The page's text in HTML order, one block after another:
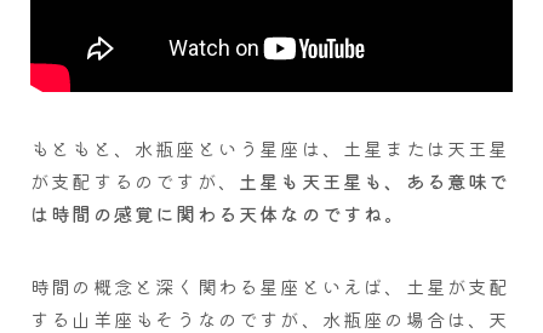
もともと、水瓶座という星座は、土星または天王星
が支配するのですが、 土星も天王星も、ある意味で
は時間の感覚に関わる天体なのですね。
時間の概念と深く関わる星座といえば、土星が支配
する山羊座もそうなのですが、水瓶座の場合は、天